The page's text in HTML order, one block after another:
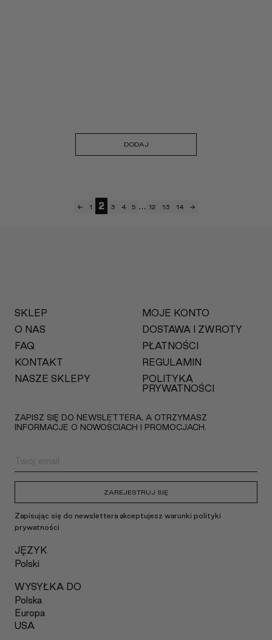
DODAJ
← 1 2 3 4 5 … 12 13 14 →
SKLEP
O NAS
FAQ
KONTAKT
NASZE SKLEPY
MOJE KONTO
DOSTAWA I ZWROTY
PŁATNOŚCI
REGULAMIN
POLITYKA
PRYWATNOŚCI
ZAPISZ SIĘ DO NEWSLETTERA, A OTRZYMASZ
INFORMACJE O NOWOŚCIACH I PROMOCJACH.
ZAREJESTRUJ SIĘ
Zapisując się do newslettera akceptujesz warunki polityki
prywatności
JĘZYK
Polski
WYSYŁKA DO
Polska
Europa
USA